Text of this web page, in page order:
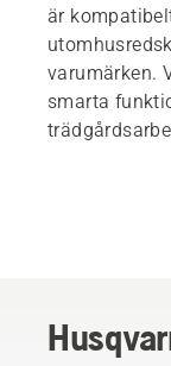
är
varumärken.
smarta